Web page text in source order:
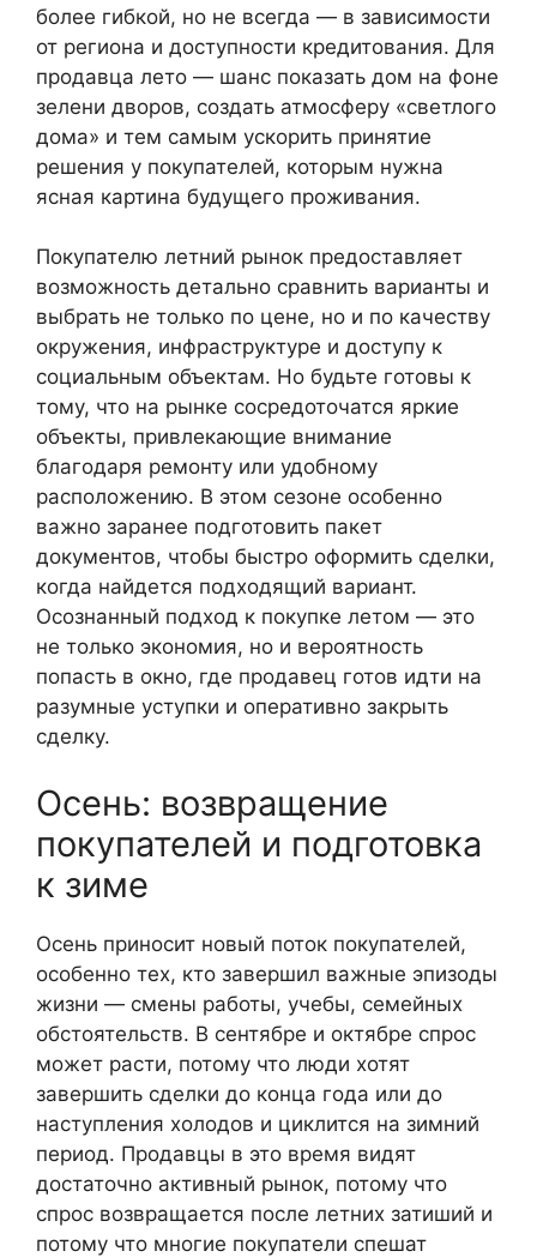
более гибкой, но не всегда — в зависимости
от региона и доступности кредитования. Для
продавца лето — шанс показать дом на фоне
зелени дворов, создать атмосферу «светлого
дома» и тем самым ускорить принятие
решения у покупателей, которым нужна
ясная картина будущего проживания.
Покупателю летний рынок предоставляет
возможность детально сравнить варианты и
выбрать не только по цене, но и по качеству
окружения, инфраструктуре и доступу к
социальным объектам. Но будьте готовы к
тому, что на рынке сосредоточатся яркие
объекты, привлекающие внимание
благодаря ремонту или удобному
расположению. В этом сезоне особенно
важно заранее подготовить пакет
документов, чтобы быстро оформить сделки,
когда найдется подходящий вариант.
Осознанный подход к покупке летом — это
не только экономия, но и вероятность
попасть в окно, где продавец готов идти на
разумные уступки и оперативно закрыть
сделку.
Осень: возвращение
покупателей и подготовка
к зиме
Осень приносит новый поток покупателей,
особенно тех, кто завершил важные эпизоды
жизни — смены работы, учебы, семейных
обстоятельств. В сентябре и октябре спрос
может расти, потому что люди хотят
завершить сделки до конца года или до
наступления холодов и циклится на зимний
период. Продавцы в это время видят
достаточно активный рынок, потому что
спрос возвращается после летних затиший и
потому что многие покупатели спешат